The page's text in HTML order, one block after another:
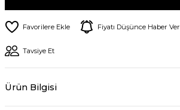
Fiyatı Düşünce Haber Ver
Tavsiye Et
Ürün Bilgisi